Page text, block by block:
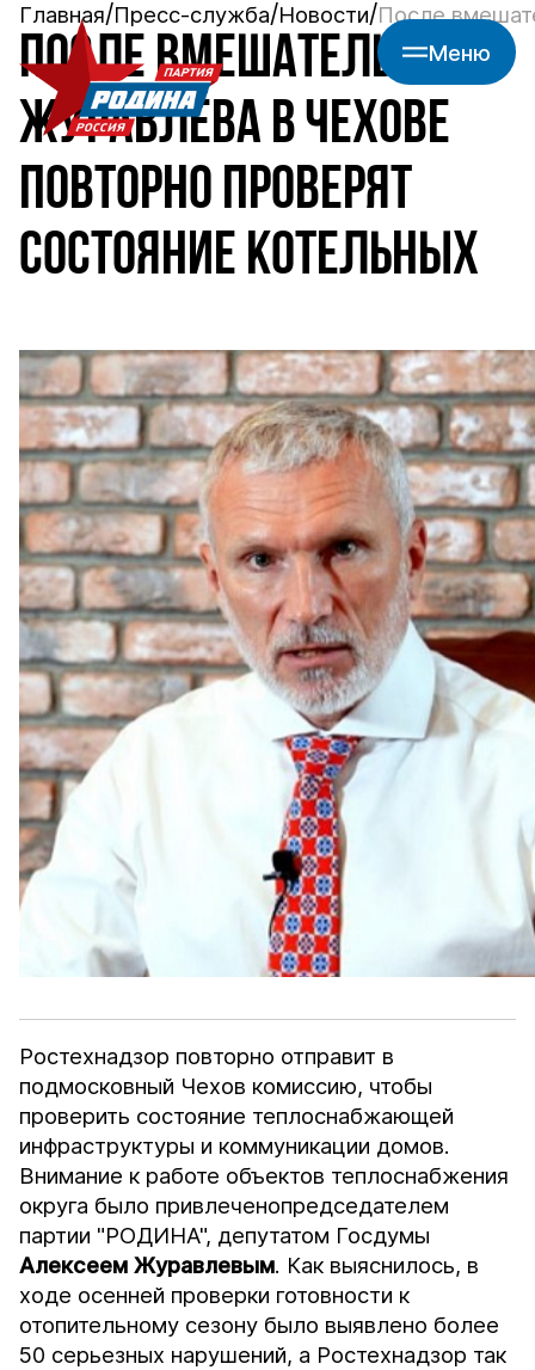
Меню
Главная Пресс-служба Новости После
ПОСЛЕ ВМЕШАТЕЛЬСТВА
ЖУРАВЛЕВА В ЧЕХОВЕ
ПОВТОРНО ПРОВЕРЯТ
СОСТОЯНИЕ КОТЕЛЬНЫХ
Ростехнадзор повторно отправит в
подмосковный Чехов комиссию, чтобы
проверить состояние теплоснабжающей
инфраструктуры и коммуникации домов.
Внимание к работе объектов теплоснабжения
округа было привлеченопредседателем
партии "РОДИНА", депутатом Госдумы
Алексеем Журавлевым. Как выяснилось, в
ходе осенней проверки готовности к
отопительному сезону было выявлено более
50 серьезных нарушений, а Ростехнадзор так